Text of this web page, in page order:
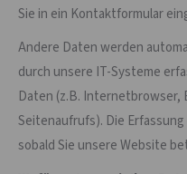
Sie in ein Kontaktformular
Andere Daten werden
durch unsere IT-Systeme
Daten (z.B.
Seitenaufrufs). Die
sobald Sie unsere Website